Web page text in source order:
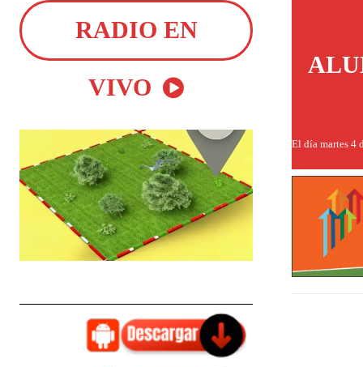
RADIO EN
VIVO
El día martes 4